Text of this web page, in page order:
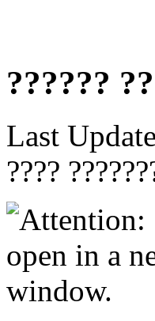
??????
Last
????